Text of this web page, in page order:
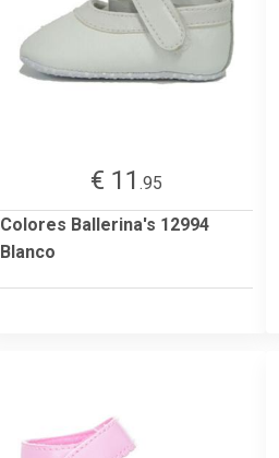
€ 11 .95
Colores Ballerina's 12994
Blanco